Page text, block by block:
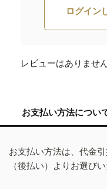
ログイン
レビューはありません
お支払い方法につい
お支払い方法は、代金
（後払い）よりお選び